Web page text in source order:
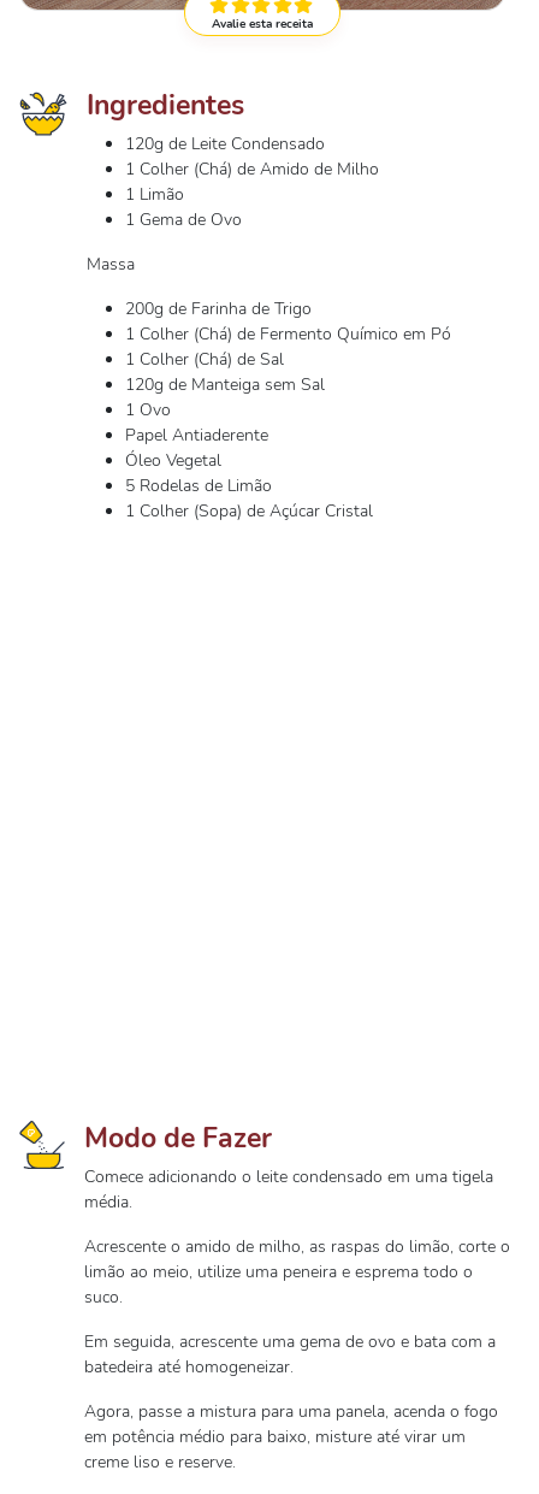
Avalie esta receita
Ingredientes
120g de Leite Condensado
1 Colher (Chá) de Amido de Milho
1 Limão
1 Gema de Ovo
Massa
200g de Farinha de Trigo
1 Colher (Chá) de Fermento Químico em Pó
1 Colher (Chá) de Sal
120g de Manteiga sem Sal
1 Ovo
Papel Antiaderente
Óleo Vegetal
5 Rodelas de Limão
1 Colher (Sopa) de Açúcar Cristal
Modo de Fazer
Comece adicionando o leite condensado em uma tigela
média.
Acrescente o amido de milho, as raspas do limão, corte o
limão ao meio, utilize uma peneira e esprema todo o
suco.
Em seguida, acrescente uma gema de ovo e bata com a
batedeira até homogeneizar.
Agora, passe a mistura para uma panela, acenda o fogo
em potência médio para baixo, misture até virar um
creme liso e reserve.